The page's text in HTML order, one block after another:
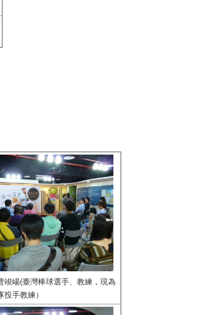
竣崵(臺灣棒球選手、教練，現為
投手教練）